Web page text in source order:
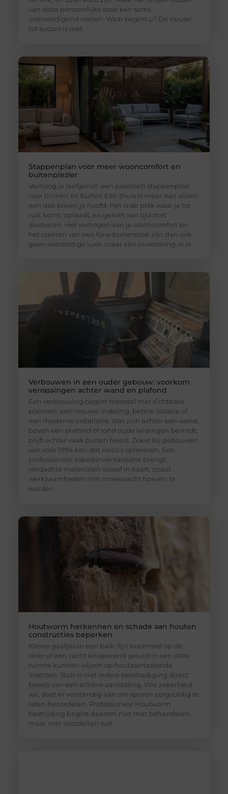
van deze persoonlijke oase kan soms
overweldigend voelen. Waar begint u? De sleutel
tot succes is niet
Stappenplan voor meer wooncomfort en
buitenplezier
Verhoog je leefgenot: een praktisch stappenplan
voor binnen en buiten Een thuis is meer dan alleen
een dak boven je hoofd. Het is de plek waar je tot
rust komt, oplaadt, en geniet van tijd met
dierbaren. Het verhogen van je wooncomfort en
het creëren van een fijne buitenplek zijn dan ook
geen overbodige luxe, maar een investering in je
Verbouwen in een ouder gebouw: voorkom
verrassingen achter wand en plafond
Een verbouwing begint meestal met zichtbare
plannen: een nieuwe indeling, betere isolatie of
een moderne installatie. Wat zich achter een wand,
boven een plafond of rond oude leidingen bevindt,
blijft echter vaak buiten beeld. Zeker bij gebouwen
van vóór 1994 kan dat risico’s opleveren. Een
professionele asbestinventarisatie brengt
verdachte materialen vooraf in kaart, zodat
werkzaamheden niet onverwacht hoeven te
worden
Houtworm herkennen en schade aan houten
constructies beperken
Kleine gaatjes in een balk, fijn boormeel op de
vloer of een zacht knisperend geluid in een stille
ruimte kunnen wijzen op houtaantastende
insecten. Toch is niet iedere beschadiging direct
bewijs van een actieve aantasting. Wie zekerheid
wil, doet er verstandig aan om sporen zorgvuldig te
laten beoordelen. Professionele Houtworm
bestrijding begint daarom niet met behandelen,
maar met vaststellen wat